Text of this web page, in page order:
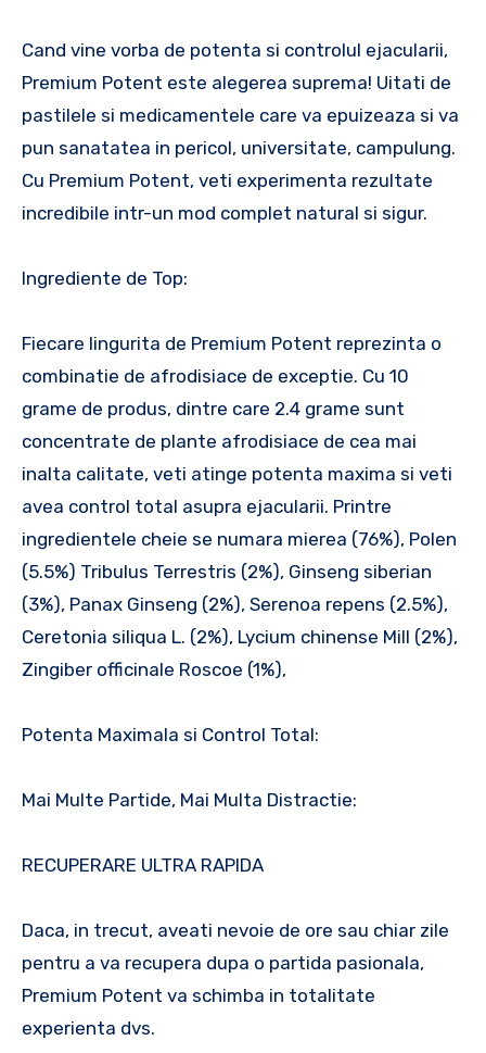
Cand vine vorba de potenta si controlul ejacularii,
Premium Potent este alegerea suprema! Uitati de
pastilele si medicamentele care va epuizeaza si va
pun sanatatea in pericol, universitate, campulung.
Cu Premium Potent, veti experimenta rezultate
incredibile intr-un mod complet natural si sigur.
Ingrediente de Top:
Fiecare lingurita de Premium Potent reprezinta o
combinatie de afrodisiace de exceptie. Cu 10
grame de produs, dintre care 2.4 grame sunt
concentrate de plante afrodisiace de cea mai
inalta calitate, veti atinge potenta maxima si veti
avea control total asupra ejacularii. Printre
ingredientele cheie se numara mierea (76%), Polen
(5.5%) Tribulus Terrestris (2%), Ginseng siberian
(3%), Panax Ginseng (2%), Serenoa repens (2.5%),
Ceretonia siliqua L. (2%), Lycium chinense Mill (2%),
Zingiber officinale Roscoe (1%),
Potenta Maximala si Control Total:
Mai Multe Partide, Mai Multa Distractie:
RECUPERARE ULTRA RAPIDA
Daca, in trecut, aveati nevoie de ore sau chiar zile
pentru a va recupera dupa o partida pasionala,
Premium Potent va schimba in totalitate
experienta dvs.